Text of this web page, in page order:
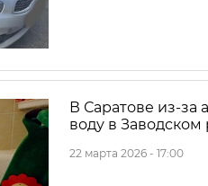
В Саратове из-за
воду в Заводском
22 марта 2026 - 17:00